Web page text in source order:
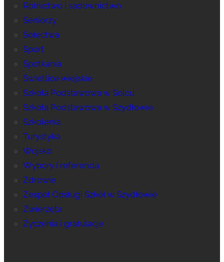
Rolnictwo i sadownictwo
Seniorzy
Sołectwa
Sport
Spotkania
Świetlice wiejskie
Szkoła Podstawowa w Solcu
Szkoła Podstawowa w Szydłowie
Szkolenia
Turystyka
Wojsko
Wybory i referenda
Zdrowie
Zespół Obsługi Szkół w Szydłowie
Zwierzęta
Życzenia i gratulacje